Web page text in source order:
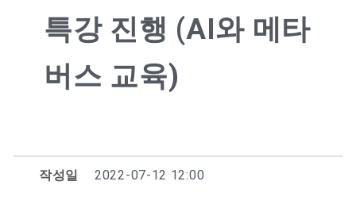
특강 진행 (AI와 메타
버스 교육)
작성일 2022-07-12 12:00